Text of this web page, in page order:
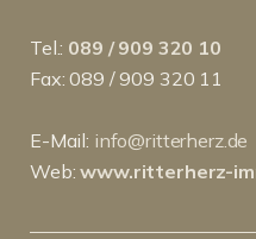
Tel.: 089 / 909 320 10
Fax: 089 / 909 320 11
E-Mail: info@ritterherz.de
Web:www.ritterherz-